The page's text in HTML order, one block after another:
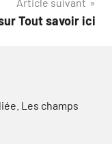
Tout savoir ici
Les champs